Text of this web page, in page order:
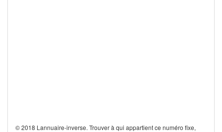
© 2018 Lannuaire-inverse. Trouver à qui appartient ce numéro fixe,